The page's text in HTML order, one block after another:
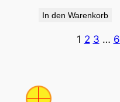
In den Warenkorb
1 2 3 … 6